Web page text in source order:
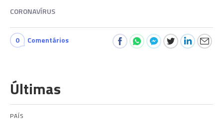
CORONAVÍRUS
0 Comentários
Últimas
PAÍS